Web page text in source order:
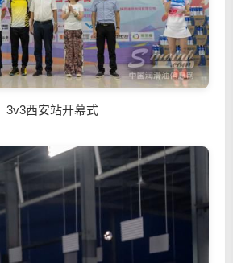
3v3西安站开幕式